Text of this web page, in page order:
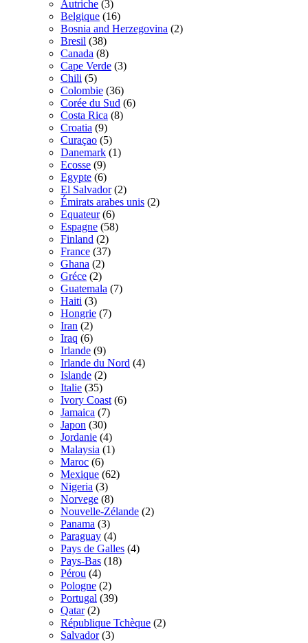
Autriche (3)
Belgique (16)
Bosnia and Herzegovina (2)
Bresil (38)
Canada (8)
Cape Verde (3)
Chili (5)
Colombie (36)
Corée du Sud (6)
Costa Rica (8)
Croatia (9)
Curaçao (5)
Danemark (1)
Ecosse (9)
Egypte (6)
El Salvador (2)
Émirats arabes unis (2)
Equateur (6)
Espagne (58)
Finland (2)
France (37)
Ghana (2)
Gréce (2)
Guatemala (7)
Haiti (3)
Hongrie (7)
Iran (2)
Iraq (6)
Irlande (9)
Irlande du Nord (4)
Islande (2)
Italie (35)
Ivory Coast (6)
Jamaica (7)
Japon (30)
Jordanie (4)
Malaysia (1)
Maroc (6)
Mexique (62)
Nigeria (3)
Norvege (8)
Nouvelle-Zélande (2)
Panama (3)
Paraguay (4)
Pays de Galles (4)
Pays-Bas (18)
Pérou (4)
Pologne (2)
Portugal (39)
Qatar (2)
République Tchèque (2)
Salvador (3)